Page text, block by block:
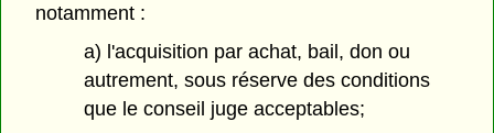
notamment :
a) l'acquisition par achat, bail, don ou
autrement, sous réserve des conditions
que le conseil juge acceptables;